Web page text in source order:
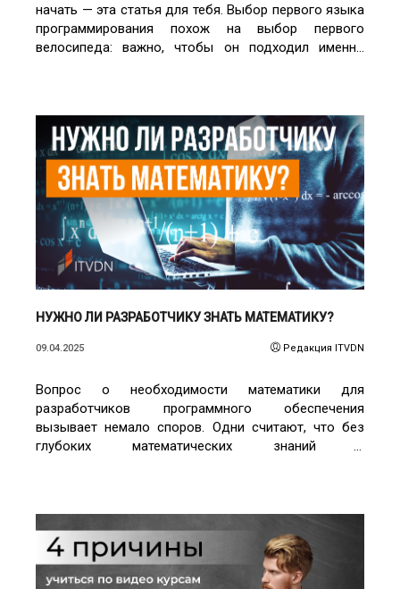
начать — эта статья для тебя. Выбор первого языка
программирования похож на выбор первого
велосипеда: важно, чтобы он подходил именно
ЧИТАТЬ ПОДРОБНЕЕ
НУЖНО ЛИ РАЗРАБОТЧИКУ ЗНАТЬ МАТЕМАТИКУ?
09.04.2025 Редакция ITVDN
Вопрос о необходимости математики для
разработчиков программного обеспечения
вызывает немало споров. Одни считают, что без
глубоких математических знаний в
рассмотрев различные аспекты и специализации в
разработке.